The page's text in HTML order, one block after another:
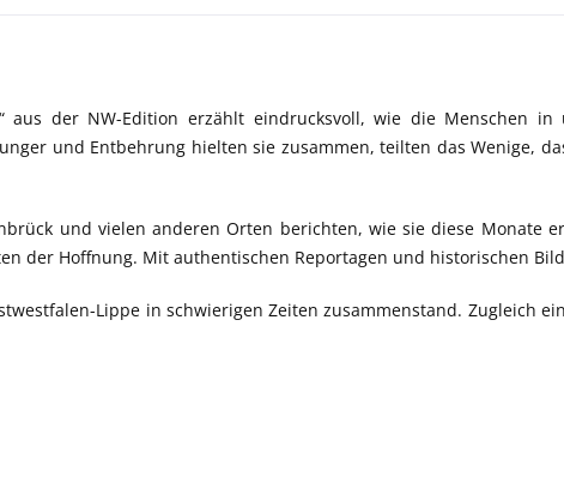
aus der NW-Edition erzählt eindrucksvoll, wie die Menschen in
und Entbehrung hielten sie zusammen, teilten das Wenige,
und vielen anderen Orten berichten, wie sie diese Monate
der Hoffnung. Mit authentischen Reportagen und historischen
Lippe in schwierigen Zeiten zusammenstand. Zugleich